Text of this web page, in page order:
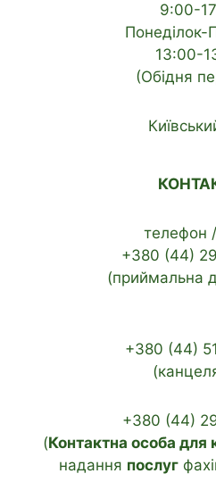
9:00-
Понеділок-
13:00-
(Обідня
телефон
+380 (44)
(приймальна
+380 (44)
+380 (44)
(Контактна особа для
надання послуг